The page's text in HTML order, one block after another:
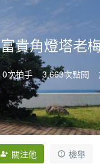
富貴角燈塔老
0次拍手 3,663次點閱
關注他 檢舉